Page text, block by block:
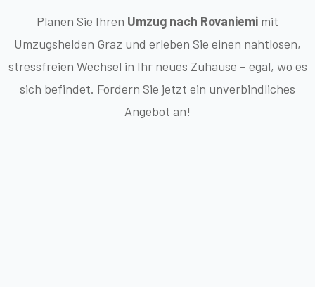
Planen Sie Ihren Umzug nach Rovaniemi mit
Umzugshelden Graz und erleben Sie einen nahtlosen,
stressfreien Wechsel in Ihr neues Zuhause – egal, wo es
sich befindet. Fordern Sie jetzt ein unverbindliches
Angebot an!